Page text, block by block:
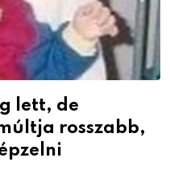
lett, de
rosszabb,